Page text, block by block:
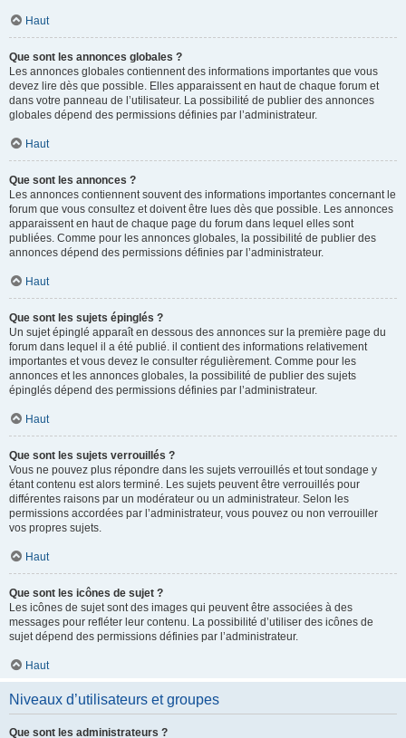
Haut
Que sont les annonces globales ?
Les annonces globales contiennent des informations importantes que vous
devez lire dès que possible. Elles apparaissent en haut de chaque forum et
dans votre panneau de l’utilisateur. La possibilité de publier des annonces
globales dépend des permissions définies par l’administrateur.
Haut
Que sont les annonces ?
Les annonces contiennent souvent des informations importantes concernant le
forum que vous consultez et doivent être lues dès que possible. Les annonces
apparaissent en haut de chaque page du forum dans lequel elles sont
publiées. Comme pour les annonces globales, la possibilité de publier des
annonces dépend des permissions définies par l’administrateur.
Haut
Que sont les sujets épinglés ?
Un sujet épinglé apparaît en dessous des annonces sur la première page du
forum dans lequel il a été publié. il contient des informations relativement
importantes et vous devez le consulter régulièrement. Comme pour les
annonces et les annonces globales, la possibilité de publier des sujets
épinglés dépend des permissions définies par l’administrateur.
Haut
Que sont les sujets verrouillés ?
Vous ne pouvez plus répondre dans les sujets verrouillés et tout sondage y
étant contenu est alors terminé. Les sujets peuvent être verrouillés pour
différentes raisons par un modérateur ou un administrateur. Selon les
permissions accordées par l’administrateur, vous pouvez ou non verrouiller
vos propres sujets.
Haut
Que sont les icônes de sujet ?
Les icônes de sujet sont des images qui peuvent être associées à des
messages pour refléter leur contenu. La possibilité d’utiliser des icônes de
sujet dépend des permissions définies par l’administrateur.
Haut
Niveaux d’utilisateurs et groupes
Que sont les administrateurs ?